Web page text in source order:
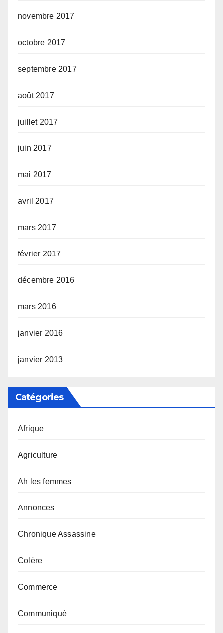
novembre 2017
octobre 2017
septembre 2017
août 2017
juillet 2017
juin 2017
mai 2017
avril 2017
mars 2017
février 2017
décembre 2016
mars 2016
janvier 2016
janvier 2013
Catégories
Afrique
Agriculture
Ah les femmes
Annonces
Chronique Assassine
Colère
Commerce
Communiqué